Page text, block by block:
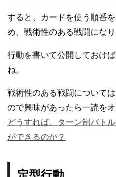
すると、カードを使う順番
め、戦術性のある戦闘になり
行動を書いて公開しておけ
ね。
戦術性のある戦闘について
ので興味があったら一読をオ
どうすれば、ターン制バト
ができるのか？